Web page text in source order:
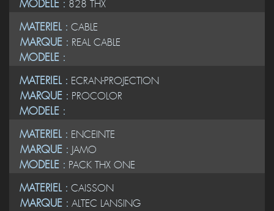
MODELE : 828 THX
MATERIEL : CABLE
MARQUE : REAL CABLE
MODELE :
MATERIEL : ECRAN-PROJECTION
MARQUE : PROCOLOR
MODELE :
MATERIEL : ENCEINTE
MARQUE : JAMO
MODELE : PACK THX ONE
MATERIEL : CAISSON
MARQUE : ALTEC LANSING